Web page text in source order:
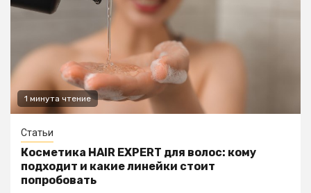
1 минута чтение
Статьи
Косметика HAIR EXPERT для волос: кому
подходит и какие линейки стоит
попробовать